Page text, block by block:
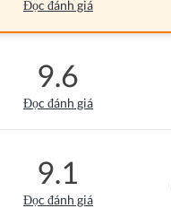
Đọc đánh giá
9.6
Đọc đánh giá
9.1
Đọc đánh giá